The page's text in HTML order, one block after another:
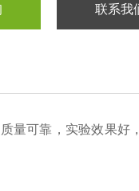
联系我
量可靠，实验效果好